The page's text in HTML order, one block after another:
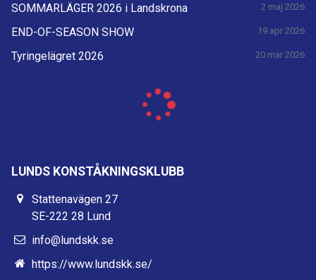
SOMMARLÄGER 2026 i Landskrona 2 maj 2026
END-OF-SEASON SHOW 19 apr 2026
Tyringelägret 2026 20 mar 2026
LUNDS KONSTÅKNINGSKLUBB
Stattenavägen 27
SE-222 28 Lund
info@lundskk.se
https://www.lundskk.se/